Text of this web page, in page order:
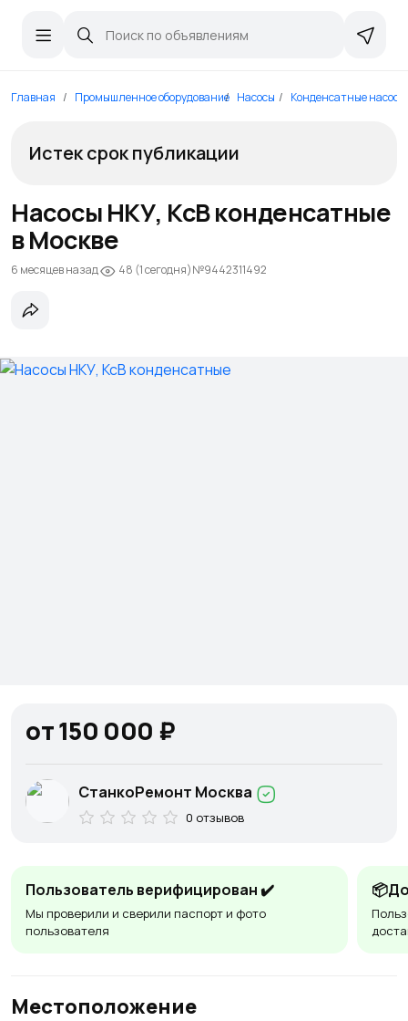
Главная Промышленное оборудование Насосы Конденсатные насосы
Истек срок публикации
Насосы НКУ, КсВ конденсатные
в Москве
6 месяцев назад 48 (1 сегодня)№9442311492
Пользователь верифицирован ✔️
Мы проверили и сверили паспорт и фото
пользователя
Местоположение
от 150 000 ₽
СтанкоРемонт Москва
0 отзывов